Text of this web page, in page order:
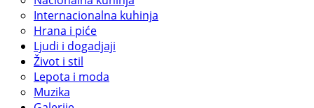
Internacionalna kuhinja
Hrana i piće
Ljudi i dogadjaji
Život i stil
Lepota i moda
Muzika